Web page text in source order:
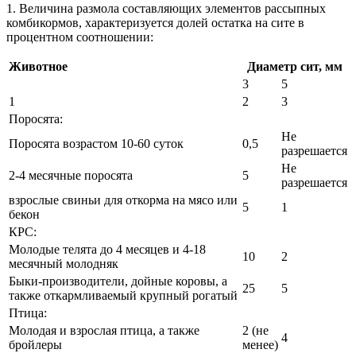
1. Величина размола составляющих элементов рассыпных
комбикормов, характеризуется долей остатка на сите в
процентном соотношении:
Животное
Диаметр сит, мм
3
5
1
2
3
Поросята:
Поросята возрастом 10-60 суток
0,5
Не
разрешается
2-4 месячные поросята
5
Не
разрешается
взрослые свиньи для откорма на мясо или
бекон
5
1
КРС:
Молодые телята до 4 месяцев и 4-18
месячный молодняк
10
2
Быки-производители, дойные коровы, а
также откармливаемый крупный рогатый
25
5
Птица:
Молодая и взрослая птица, а также
бройлеры
2 (не
менее)
4